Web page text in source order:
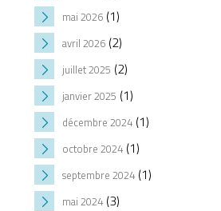
mai 2026(1)
avril 2026(2)
juillet 2025 (2)
janvier 2025 (1)
décembre 2024(1)
octobre 2024(1)
septembre 2024(1)
mai 2024(3)